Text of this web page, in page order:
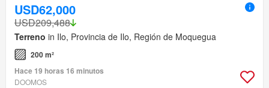
USD62,000
USD209,488
Terreno in Ilo, Provincia de Ilo, Región de Moquegua
200 m²
Hace 19 horas 16 minutos
DOOMOS